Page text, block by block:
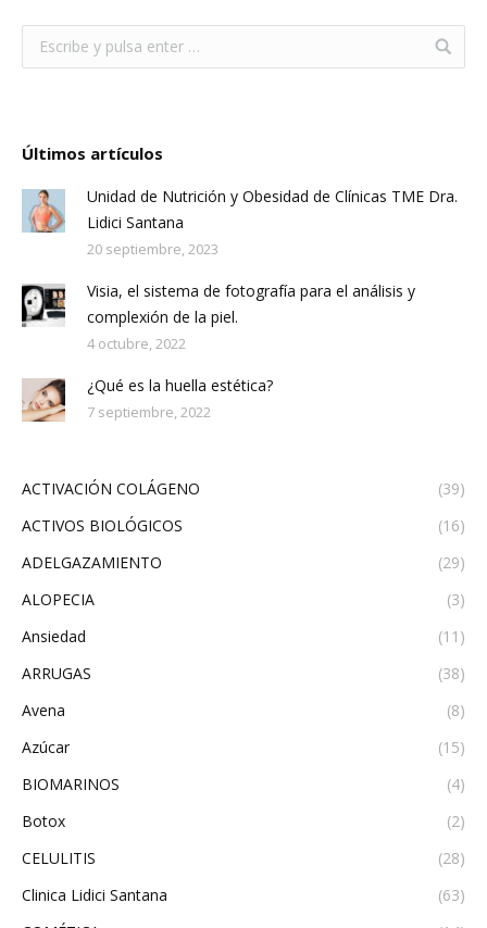
Últimos artículos
Unidad de Nutrición y Obesidad de Clínicas TME Dra.
Lidici Santana
20 septiembre, 2023
Visia, el sistema de fotografía para el análisis y
complexión de la piel.
4 octubre, 2022
¿Qué es la huella estética?
7 septiembre, 2022
ACTIVACIÓN COLÁGENO
(39)
ACTIVOS BIOLÓGICOS
(16)
ADELGAZAMIENTO
(29)
ALOPECIA
(3)
Ansiedad
(11)
ARRUGAS
(38)
Avena
(8)
Azúcar
(15)
BIOMARINOS
(4)
Botox
(2)
CELULITIS
(28)
Clinica Lidici Santana
(63)